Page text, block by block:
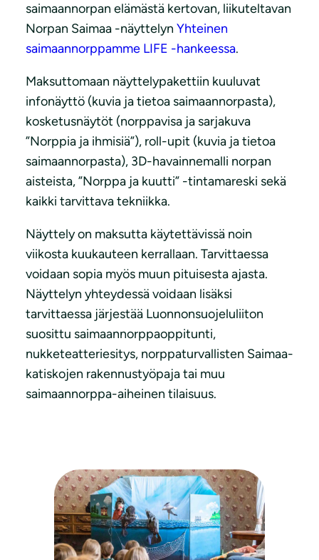
saimaannorpan elämästä kertovan, liikuteltavan
Norpan Saimaa -näyttelyn Yhteinen
saimaannorppamme LIFE -hankeessa.
Maksuttomaan näyttelypakettiin kuuluvat
infonäyttö (kuvia ja tietoa saimaannorpasta),
kosketusnäytöt (norppavisa ja sarjakuva
”Norppia ja ihmisiä”), roll-upit (kuvia ja tietoa
saimaannorpasta), 3D-havainnemalli norpan
aisteista, ”Norppa ja kuutti” -tintamareski sekä
kaikki tarvittava tekniikka.
Näyttely on maksutta käytettävissä noin
viikosta kuukauteen kerrallaan. Tarvittaessa
voidaan sopia myös muun pituisesta ajasta.
Näyttelyn yhteydessä voidaan lisäksi
tarvittaessa järjestää Luonnonsuojeluliiton
suosittu saimaannorppaoppitunti,
nukketeatteriesitys, norppaturvallisten Saimaa-
katiskojen rakennustyöpaja tai muu
saimaannorppa-aiheinen tilaisuus.